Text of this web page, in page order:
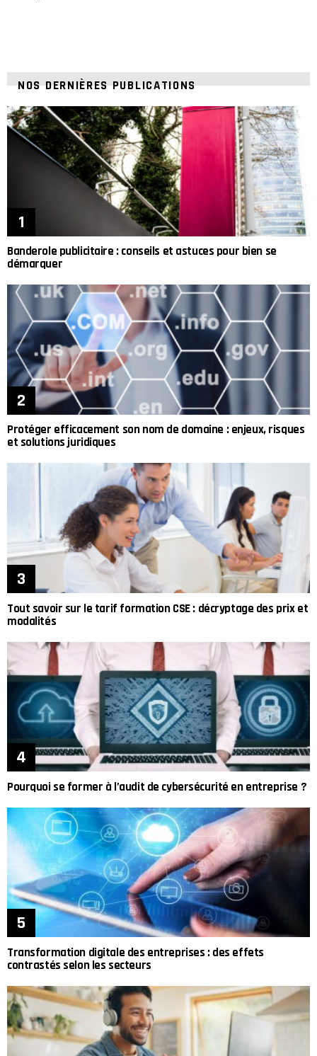
NOS DERNIÈRES PUBLICATIONS
Banderole publicitaire : conseils et astuces pour bien se
démarquer
Protéger efficacement son nom de domaine : enjeux, risques
et solutions juridiques
Tout savoir sur le tarif formation CSE : décryptage des prix et
modalités
Pourquoi se former à l’audit de cybersécurité en entreprise ?
Transformation digitale des entreprises : des effets
contrastés selon les secteurs